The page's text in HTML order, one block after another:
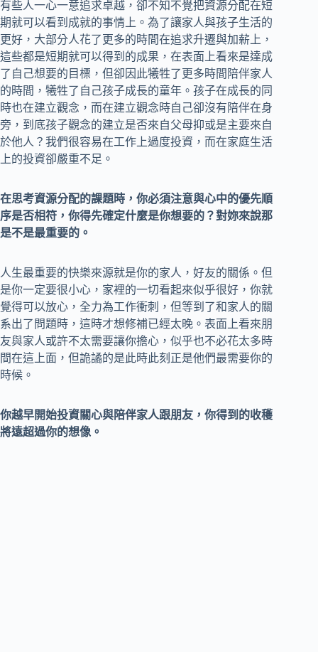
有些人一心一意追求卓越，卻不知不覺把資源分配在短
期就可以看到成就的事情上。為了讓家人與孩子生活的
更好，大部分人花了更多的時間在追求升遷與加薪上，
這些都是短期就可以得到的成果，在表面上看來是達成
了自己想要的目標，但卻因此犧牲了更多時間陪伴家人
的時間，犧牲了自己孩子成長的童年。孩子在成長的同
時也在建立觀念，而在建立觀念時自己卻沒有陪伴在身
旁，到底孩子觀念的建立是否來自父母抑或是主要來自
於他人？我們很容易在工作上過度投資，而在家庭生活
上的投資卻嚴重不足。
在思考資源分配的課題時，你必須注意與心中的優先順
序是否相符，你得先確定什麼是你想要的？對妳來說那
是不是最重要的。
人生最重要的快樂來源就是你的家人，好友的關係。但
是你一定要很小心，家裡的一切看起來似乎很好，你就
覺得可以放心，全力為工作衝刺，但等到了和家人的關
系出了問題時，這時才想修補已經太晚。表面上看來朋
友與家人或許不太需要讓你擔心，似乎也不必花太多時
間在這上面，但詭譎的是此時此刻正是他們最需要你的
時候。
你越早開始投資關心與陪伴家人跟朋友，你得到的收穫
將遠超過你的想像。